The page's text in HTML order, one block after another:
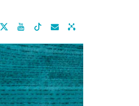
  